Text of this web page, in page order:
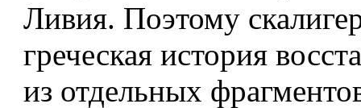
Ливия. Поэтому
греческая история
из отдельных